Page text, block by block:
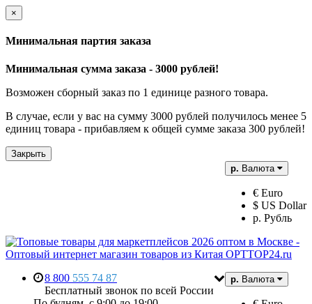
×
Минимальная партия заказа
Минимальная сумма заказа - 3000 рублей!
Возможен сборный заказ по 1 единице разного товара.
В случае, если у вас на сумму 3000 рублей получилось менее 5
единиц товара - прибавляем к общей сумме заказа 300 рублей!
Закрыть
р. Валюта
€ Euro
$ US Dollar
р. Рубль
р. Валюта
8 800 555 74 87
Бесплатный звонок по всей России